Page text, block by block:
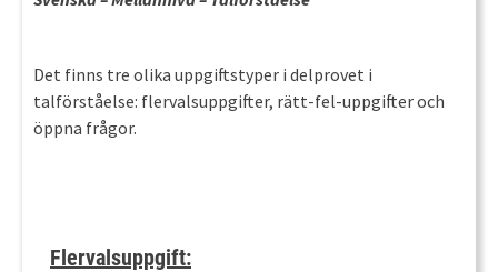
Det finns tre olika uppgiftstyper i delprovet i
talförståelse: flervalsuppgifter, rätt-fel-uppgifter och
öppna frågor.
Flervalsuppgift: